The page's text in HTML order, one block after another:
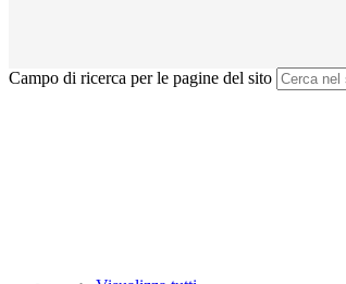
Campo di ricerca per le pagine del sito